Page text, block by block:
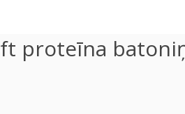
proteīna